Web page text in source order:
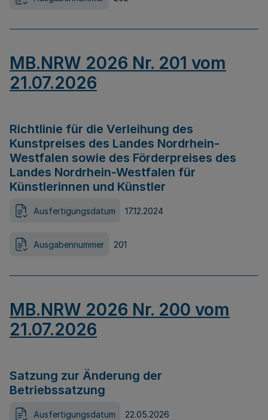
MB.NRW 2026 Nr. 201 vom
21.07.2026
Richtlinie für die Verleihung des
Kunstpreises des Landes Nordrhein-
Westfalen sowie des Förderpreises des
Landes Nordrhein-Westfalen für
Künstlerinnen und Künstler
Ausfertigungsdatum 17.12.2024
Ausgabennummer 201
MB.NRW 2026 Nr. 200 vom
21.07.2026
Satzung zur Änderung der
Betriebssatzung
Ausfertigungsdatum 22.05.2026